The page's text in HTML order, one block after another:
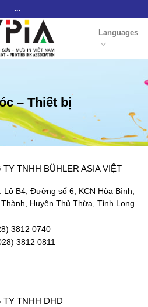
...
Languages
– Thiết bị
TY TNHH BÜHLER ASIA VIỆT
Lô B4, Đường số 6, KCN Hòa Bình,
Thành, Huyện Thủ Thừa, Tỉnh Long
3812 0740
3812 0811
TY TNHH DHD